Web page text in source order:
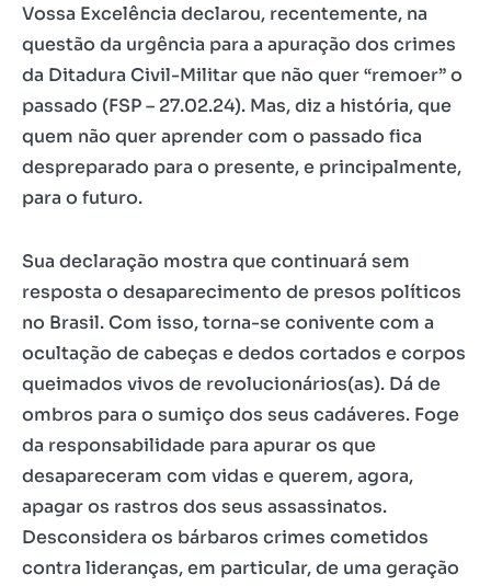
Vossa Excelência declarou, recentemente, na
questão da urgência para a apuração dos crimes
da Ditadura Civil-Militar que não quer “remoer” o
passado (FSP – 27.02.24). Mas, diz a história, que
quem não quer aprender com o passado fica
despreparado para o presente, e principalmente,
para o futuro.
Sua declaração mostra que continuará sem
resposta o desaparecimento de presos políticos
no Brasil. Com isso, torna-se conivente com a
ocultação de cabeças e dedos cortados e corpos
queimados vivos de revolucionários(as). Dá de
ombros para o sumiço dos seus cadáveres. Foge
da responsabilidade para apurar os que
desapareceram com vidas e querem, agora,
apagar os rastros dos seus assassinatos.
Desconsidera os bárbaros crimes cometidos
contra lideranças, em particular, de uma geração